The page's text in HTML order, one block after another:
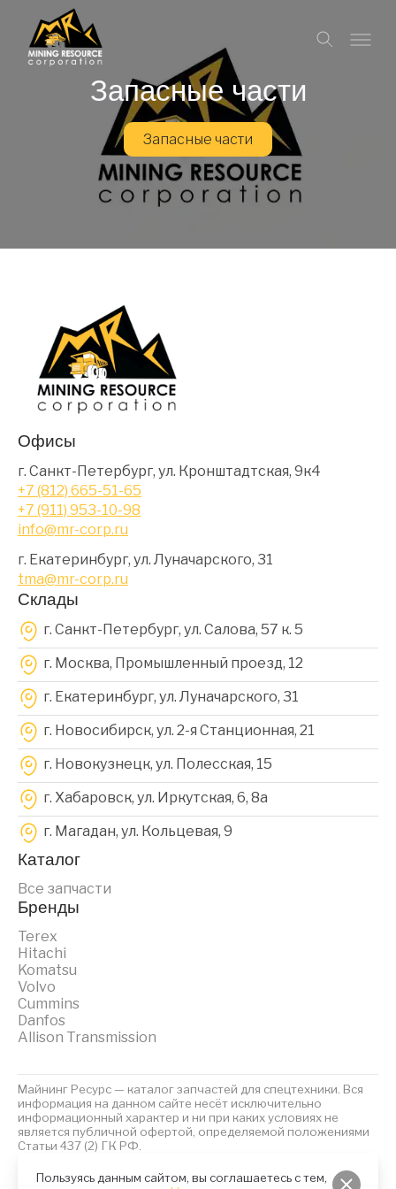
Пользуясь данным сайтом, вы соглашаетесь с тем,
Запасные части
Запасные части
Офисы
г. Санкт-Петербург, ул. Кронштадтская, 9к4
+7 (812) 665-51-65
+7 (911) 953-10-98
info@mr-corp.ru
г. Екатеринбург, ул. Луначарского, 31
tma@mr-corp.ru
Склады
г. Санкт-Петербург, ул. Салова, 57 к. 5
г. Москва, Промышленный проезд, 12
г. Екатеринбург, ул. Луначарского, 31
г. Новосибирск, ул. 2-я Станционная, 21
г. Новокузнецк, ул. Полесская, 15
г. Хабаровск, ул. Иркутская, 6, 8a
г. Магадан, ул. Кольцевая, 9
Каталог
Все запчасти
Бренды
Terex
Hitachi
Komatsu
Volvo
Cummins
Danfos
Allison Transmission
Майнинг Ресурс — каталог запчастей для спецтехники. Вся
информация на данном сайте несёт исключительно
информационный характер и ни при каких условиях не
является публичной офертой, определяемой положениями
Статьи 437 (2) ГК РФ.
Политика обработки персональных данныхФайлы Cookies